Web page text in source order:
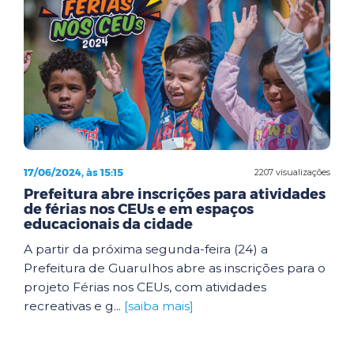
2207 visualizações
17/06/2024, às 15:15
Prefeitura abre inscrições para atividades
de férias nos CEUs e em espaços
educacionais da cidade
A partir da próxima segunda-feira (24) a
Prefeitura de Guarulhos abre as inscrições para o
projeto Férias nos CEUs, com atividades
recreativas e g... [saiba mais]